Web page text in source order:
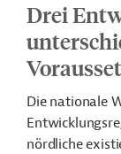
Drei
Die nationale
nördliche